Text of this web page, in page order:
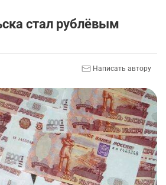
стал рублёвым
Написать автору